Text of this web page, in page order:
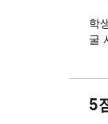
학
굴
우
5